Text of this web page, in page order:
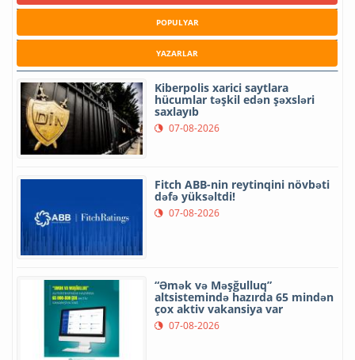
POPULYAR
YAZARLAR
Kiberpolis xarici saytlara
hücumlar təşkil edən şəxsləri
saxlayıb
07-08-2026
Fitch ABB-nin reytinqini növbəti
dəfə yüksəltdi!
07-08-2026
“Əmək və Məşğulluq”
altsistemində hazırda 65 mindən
çox aktiv vakansiya var
07-08-2026